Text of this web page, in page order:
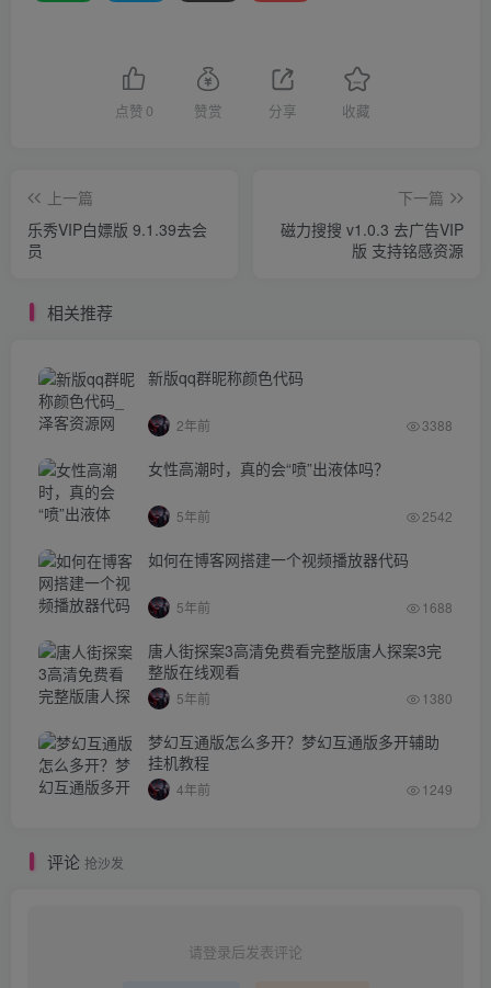
点赞 0 赞赏 分享 收藏
上一篇
乐秀VIP白嫖版 9.1.39去会
员
下一篇
磁力搜搜 v1.0.3 去广告VIP
版 支持铭感资源
相关推荐
新版qq群昵称颜色代码
2年前 3388
女性高潮时，真的会“喷”出液体吗？
5年前 2542
如何在博客网搭建一个视频播放器代码
5年前 1688
唐人街探案3高清免费看完整版唐人探案3完
整版在线观看
5年前 1380
梦幻互通版怎么多开？梦幻互通版多开辅助
挂机教程
4年前 1249
评论 抢沙发
请登录后发表评论